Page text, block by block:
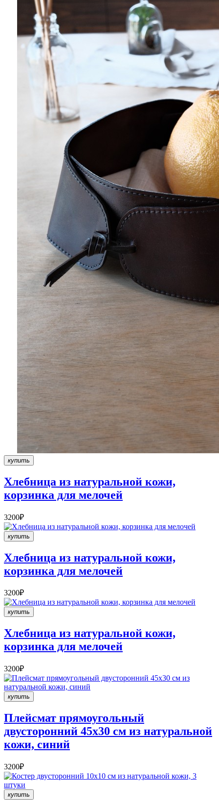
купить
Хлебница из натуральной кожи,
корзинка для мелочей
3200₽
купить
Хлебница из натуральной кожи,
корзинка для мелочей
3200₽
купить
Хлебница из натуральной кожи,
корзинка для мелочей
3200₽
купить
Плейсмат прямоугольный
двусторонний 45х30 см из натуральной
кожи, синий
3200₽
купить